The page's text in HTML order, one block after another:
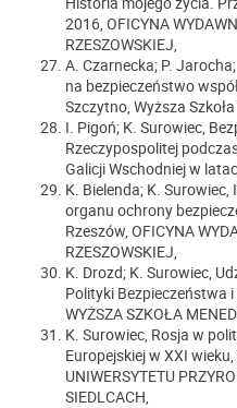
2016, OFICYNA
RZESZOWSKIEJ,
A. Czarnecka; P.
na bezpieczeństwo
Szczytno, Wyższa
I. Pigoń; K. Surowiec,
Rzeczypospolitej
Galicji Wschodniej w
K. Bielenda; K.
organu ochrony
Rzeszów, OFICYNA
RZESZOWSKIEJ,
K. Drozd; K. Surowiec,
Polityki Bezpieczeństwa
WYŻSZA SZKOŁA
K. Surowiec, Rosja w
Europejskiej w XXI
UNIWERSYTETU
SIEDLCACH,